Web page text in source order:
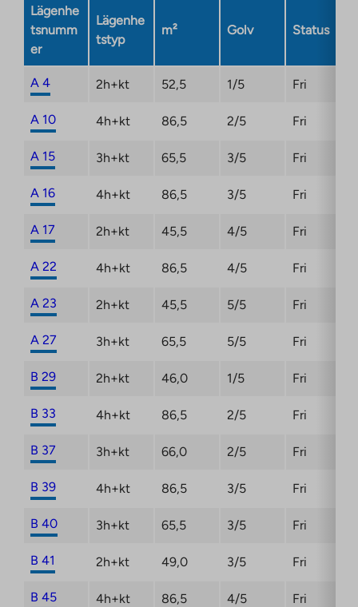
opens
a
new
Lägenhe
tsnumm
er
Lägenhe
tstyp
m² Golv Status
A 4 2h+kt 52,5 1/5 Fri
A 10 4h+kt 86,5 2/5 Fri
A 15 3h+kt 65,5 3/5 Fri
A 16 4h+kt 86,5 3/5 Fri
A 17 2h+kt 45,5 4/5 Fri
A 22 4h+kt 86,5 4/5 Fri
A 23 2h+kt 45,5 5/5 Fri
A 27 3h+kt 65,5 5/5 Fri
B 29 2h+kt 46,0 1/5 Fri
B 33 4h+kt 86,5 2/5 Fri
B 37 3h+kt 66,0 2/5 Fri
B 39 4h+kt 86,5 3/5 Fri
B 40 3h+kt 65,5 3/5 Fri
B 41 2h+kt 49,0 3/5 Fri
B 45 4h+kt 86,5 4/5 Fri